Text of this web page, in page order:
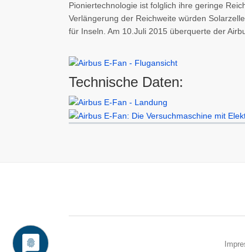
Pioniertechnologie ist folglich ihre geringe
Verlängerung der Reichweite würden
für Inseln. Am 10.Juli 2015 überquerte der
Technische Daten: